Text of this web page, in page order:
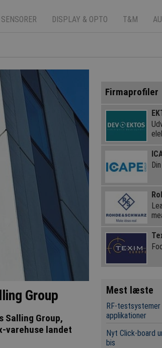
SENSORER DISPLAY & OPTO T&M
Group
Salling Group,
varehuse landet
Firmaprofiler
Mest læste
RF-
applikationer
Nyt Click-board
bis